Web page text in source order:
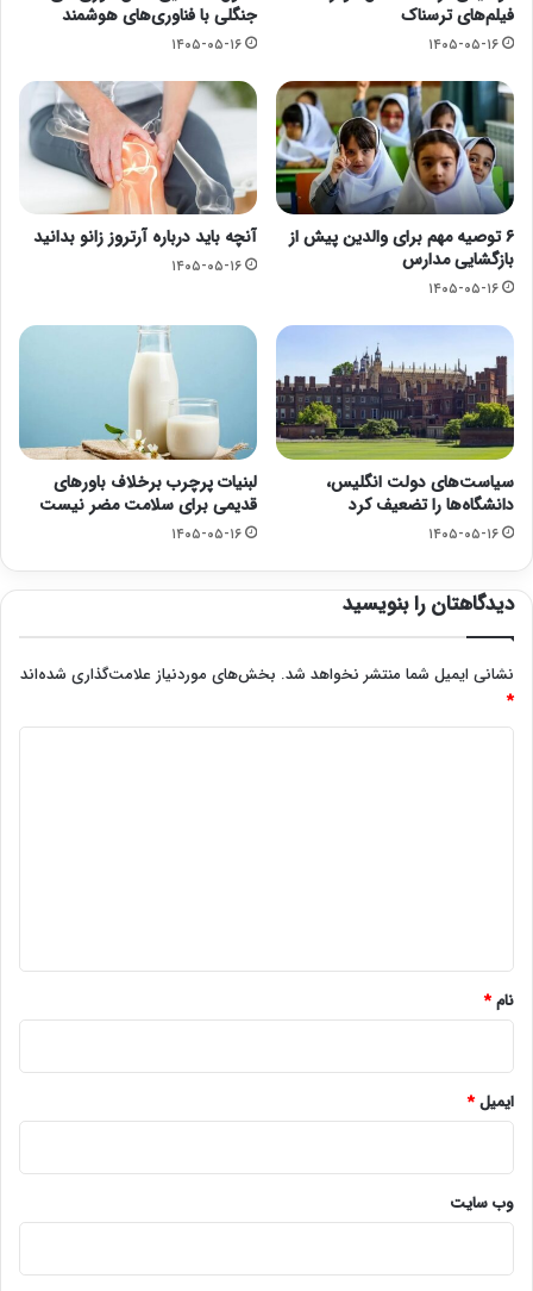
فیلم‌های ترسناک
۱۴۰۵-۰۵-۱۶
جنگلی با فناوری‌های هوشمند
۱۴۰۵-۰۵-۱۶
۶ توصیه مهم برای والدین پیش از
بازگشایی مدارس
۱۴۰۵-۰۵-۱۶
آنچه باید درباره آرتروز زانو بدانید
۱۴۰۵-۰۵-۱۶
سیاست‌های دولت انگلیس،
دانشگاه‌ها را تضعیف کرد
۱۴۰۵-۰۵-۱۶
لبنیات پرچرب برخلاف باورهای
قدیمی برای سلامت مضر نیست
۱۴۰۵-۰۵-۱۶
دیدگاهتان را بنویسید
نشانی ایمیل شما منتشر نخواهد شد. بخش‌های موردنیاز علامت‌گذاری شده‌اند
*
نام*
ایمیل*
وب‌ سایت